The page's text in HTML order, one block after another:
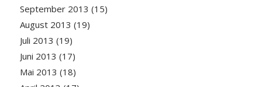
September 2013 (15)
August 2013 (19)
Juli 2013 (19)
Juni 2013 (17)
Mai 2013 (18)